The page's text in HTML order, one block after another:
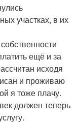
участках, в их
ещё и за
исходя
и проживаю
я тоже плачу.
должен теперь